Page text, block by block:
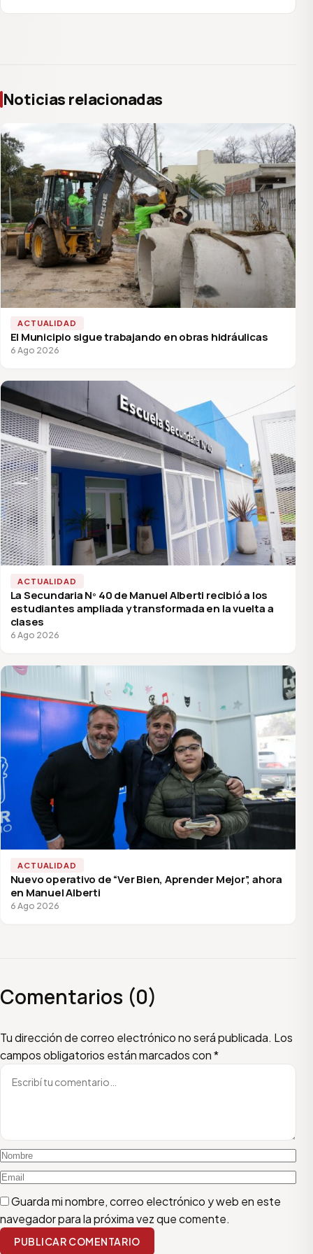
Noticias relacionadas
ACTUALIDAD
El Municipio sigue trabajando en obras hidráulicas
6 Ago 2026
ACTUALIDAD
La Secundaria Nº 40 de Manuel Alberti recibió a los
estudiantes ampliada y transformada en la vuelta a
clases
6 Ago 2026
ACTUALIDAD
Nuevo operativo de “Ver Bien, Aprender Mejor”, ahora
en Manuel Alberti
6 Ago 2026
Comentarios (0)
Tu dirección de correo electrónico no será publicada. Los
campos obligatorios están marcados con*
Escribí tu comentario
Nombre
Email
Guarda mi nombre, correo electrónico y web en este
navegador para la próxima vez que comente.
PUBLICAR COMENTARIO